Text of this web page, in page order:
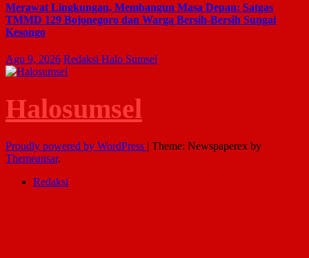
Merawat Lingkungan, Membangun Masa Depan: Satgas
TMMD 129 Bojonegoro dan Warga Bersih-Bersih Sungai
Kesongo
Agu 9, 2026 Redaksi Halo Sumsel
Halosumsel
Proudly powered by WordPress | Theme: Newspaperex by
Themeansar.
Redaksi